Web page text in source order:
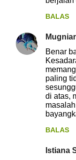
BALAS
Mugniar
Benar
paling
di atas,
BALAS
Istiana